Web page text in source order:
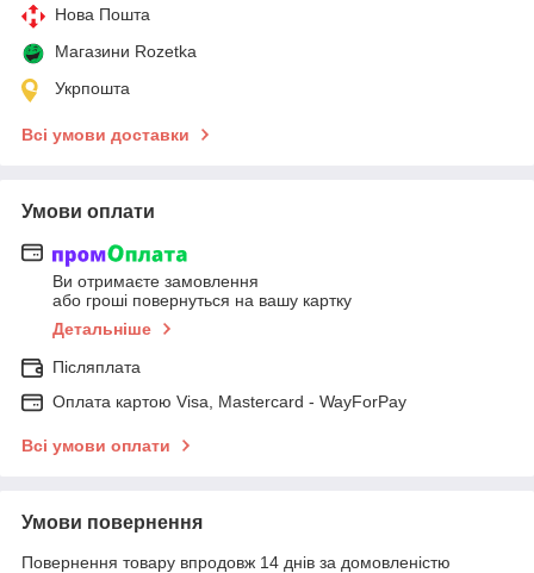
Нова Пошта
Магазини Rozetka
Укрпошта
Всі умови доставки
Умови оплати
Ви отримаєте замовлення
або гроші повернуться на вашу картку
Детальніше
Післяплата
Оплата картою Visa, Mastercard - WayForPay
Всі умови оплати
Умови повернення
Повернення товару впродовж 14 днів за домовленістю